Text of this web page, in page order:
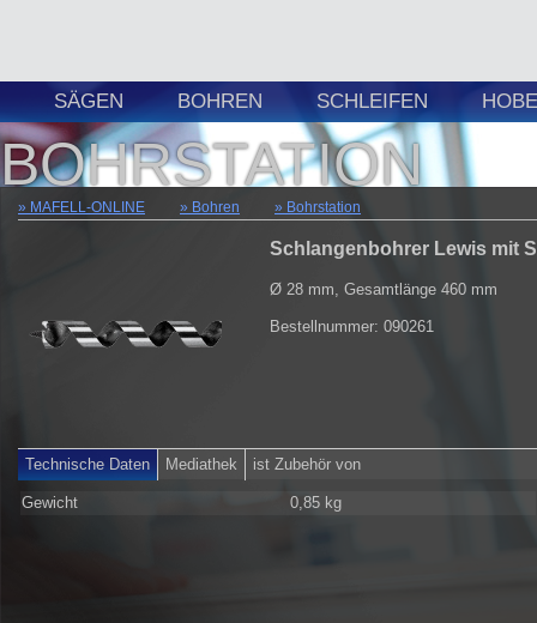
SÄGEN BOHREN SCHLEIFEN
BOHRSTATION
MAFELL-ONLINE Bohren Bohrstation
Schlangenbohrer Lewis mit
Ø 28 mm, Gesamtlänge 460 mm
Bestellnummer: 090261
Technische Daten Mediathek ist Zubehör von
Gewicht 0,85 kg